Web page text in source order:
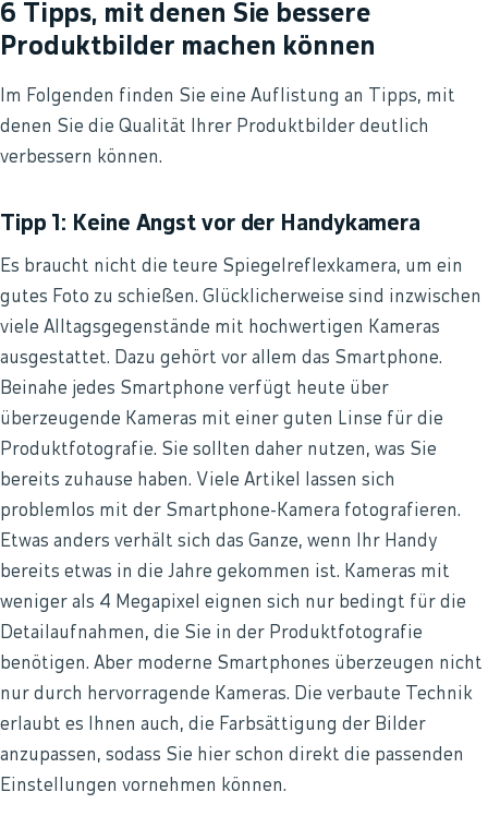
6 Tipps, mit denen Sie bessere
Produktbilder machen können
Im Folgenden finden Sie eine Auflistung an Tipps, mit
denen Sie die Qualität Ihrer Produktbilder deutlich
verbessern können.
Tipp 1: Keine Angst vor der Handykamera
Es braucht nicht die teure Spiegelreflexkamera, um ein
gutes Foto zu schießen. Glücklicherweise sind inzwischen
viele Alltagsgegenstände mit hochwertigen Kameras
ausgestattet. Dazu gehört vor allem das Smartphone.
Beinahe jedes Smartphone verfügt heute über
überzeugende Kameras mit einer guten Linse für die
Produktfotografie. Sie sollten daher nutzen, was Sie
bereits zuhause haben. Viele Artikel lassen sich
problemlos mit der Smartphone-Kamera fotografieren.
Etwas anders verhält sich das Ganze, wenn Ihr Handy
bereits etwas in die Jahre gekommen ist. Kameras mit
weniger als 4 Megapixel eignen sich nur bedingt für die
Detailaufnahmen, die Sie in der Produktfotografie
benötigen. Aber moderne Smartphones überzeugen nicht
nur durch hervorragende Kameras. Die verbaute Technik
erlaubt es Ihnen auch, die Farbsättigung der Bilder
anzupassen, sodass Sie hier schon direkt die passenden
Einstellungen vornehmen können.